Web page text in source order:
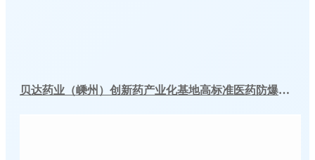
贝达药业（嵊州）创新药产业化基地高标准医药防爆冷库建造工程案例